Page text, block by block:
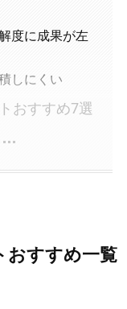
度に成果が左
しにくい
おすすめ7選
おすすめ一覧